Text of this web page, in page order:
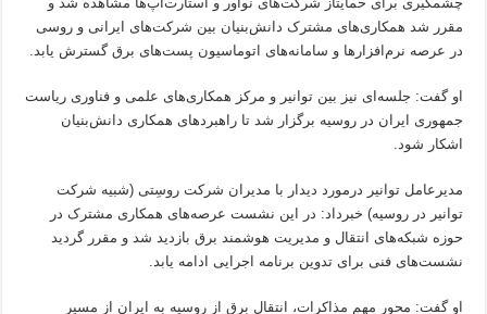
مقرر شد همکاری‌های مشترک دانش‌بنیان بین شرکت‌های ایرانی و روسی
در عرصه نرم‌افزارها و سامانه‌های اتوماسیون پست‌های برق گسترش یابد.
او گفت: جلسه‌ای نیز بین توانیر و مرکز همکاری‌های علمی و فناوری ریاست
جمهوری ایران در روسیه برگزار شد تا راهبردهای همکاری دانش‌بنیان
اشکار شود.
مدیرعامل توانیر درمورد دیدار با مدیران شرکت روسِتی (شبیه شرکت
توانیر در روسیه) خبرداد: در این نشست عرصه‌های همکاری مشترک در
حوزه شبکه‌های انتقال و مدیریت هوشمند برق بازدید شد و مقرر گردید
نشست‌های فنی برای تدوین برنامه اجرایی ادامه یابد.
او گفت: محور مهم مذاکرات، انتقال برق از روسیه به ایران از مسیر